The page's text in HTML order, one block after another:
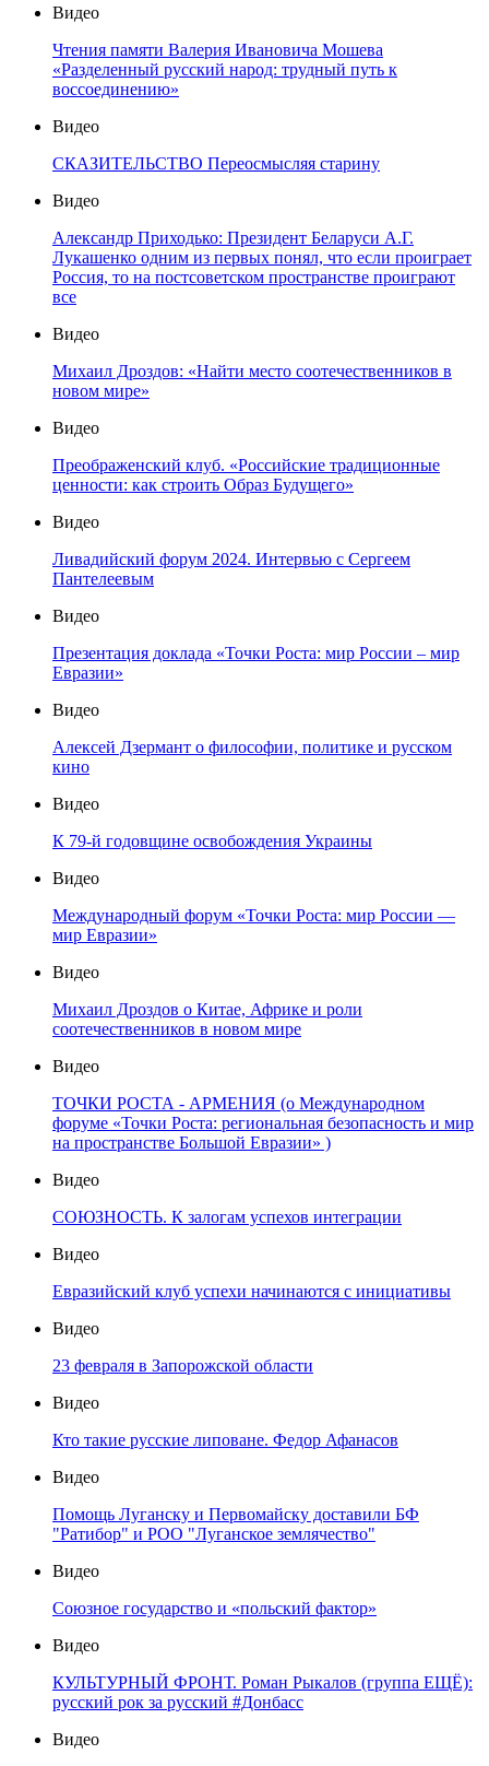
Видео
Чтения памяти Валерия Ивановича Мошева
«Разделенный русский народ: трудный путь к
воссоединению»
Видео
СКАЗИТЕЛЬСТВО Переосмысляя старину
Видео
Александр Приходько: Президент Беларуси А.Г.
Лукашенко одним из первых понял, что если проиграет
Россия, то на постсоветском пространстве проиграют
все
Видео
Михаил Дроздов: «Найти место соотечественников в
новом мире»
Видео
Преображенский клуб. «Российские традиционные
ценности: как строить Образ Будущего»
Видео
Ливадийский форум 2024. Интервью с Сергеем
Пантелеевым
Видео
Презентация доклада «Точки Роста: мир России – мир
Евразии»
Видео
Алексей Дзермант о философии, политике и русском
кино
Видео
К 79-й годовщине освобождения Украины
Видео
Международный форум «Точки Роста: мир России —
мир Евразии»
Видео
Михаил Дроздов о Китае, Африке и роли
соотечественников в новом мире
Видео
ТОЧКИ РОСТА - АРМЕНИЯ (о Международном
форуме «Точки Роста: региональная безопасность и мир
на пространстве Большой Евразии» )
Видео
СОЮЗНОСТЬ. К залогам успехов интеграции
Видео
Евразийский клуб успехи начинаются с инициативы
Видео
23 февраля в Запорожской области
Видео
Кто такие русские липоване. Федор Афанасов
Видео
Помощь Луганску и Первомайску доставили БФ
"Ратибор" и РОО "Луганское землячество"
Видео
Союзное государство и «польский фактор»
Видео
КУЛЬТУРНЫЙ ФРОНТ. Роман Рыкалов (группа ЕЩЁ):
русский рок за русский #Донбасс
Видео